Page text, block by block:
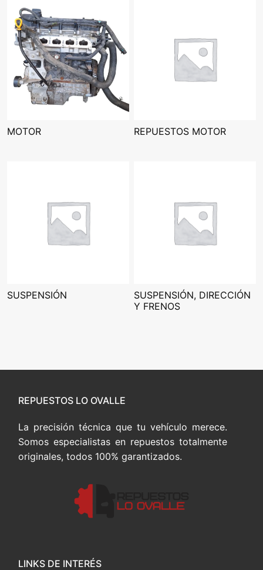
MOTOR REPUESTOS MOTOR
SUSPENSIÓN
SUSPENSIÓN, DIRECCIÓN
Y FRENOS
REPUESTOS LO OVALLE
La precisión técnica que tu vehículo merece.
Somos especialistas en repuestos totalmente
originales, todos 100% garantizados.
LINKS DE INTERÉS